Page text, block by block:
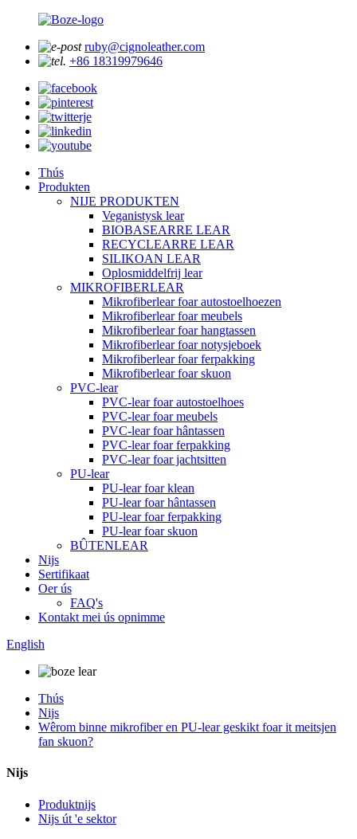
ruby@cignoleather.com
+86 18319979646
Thús
Produkten
NIJE PRODUKTEN
Veganistysk lear
BIOBASEARRE LEAR
RECYCLEARRE LEAR
SILIKOAN LEAR
Oplosmiddelfrij lear
MIKROFIBERLEAR
Mikrofiberlear foar autostoelhoezen
Mikrofiberlear foar meubels
Mikrofiberlear foar hangtassen
Mikrofiberlear foar notysjeboek
Mikrofiberlear foar ferpakking
Mikrofiberlear foar skuon
PVC-lear
PVC-lear foar autostoelhoes
PVC-lear foar meubels
PVC-lear foar hântassen
PVC-lear foar ferpakking
PVC-lear foar jachtsitten
PU-lear
PU-lear foar klean
PU-lear foar hântassen
PU-lear foar ferpakking
PU-lear foar skuon
BÛTENLEAR
Nijs
Sertifikaat
Oer ús
FAQ's
Kontakt mei ús opnimme
English
Thús
Nijs
Wêrom binne mikrofiber en PU-lear geskikt foar it meitsjen
fan skuon?
Nijs
Produktnijs
Nijs út 'e sektor